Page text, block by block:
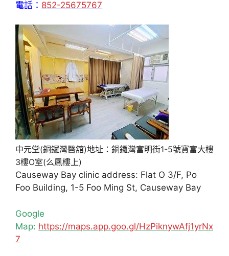
電話： 852-25675767
中元堂(銅鑼灣醫舘)地址：銅鑼灣富明街1-5號寶富大樓
3樓O室(么鳳樓上)
Causeway Bay clinic address: Flat O 3/F, Po
Foo Building, 1-5 Foo Ming St, Causeway Bay
Google
Map: https://maps.app.goo.gl/HzPiknywAfj1yrNx
7